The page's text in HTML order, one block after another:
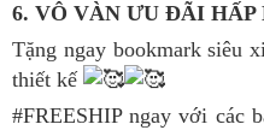
6. VÔ VÀN ƯU ĐÃI HẤP
Tặng ngay bookmark siêu
thiết kế
#FREESHIP ngay với các